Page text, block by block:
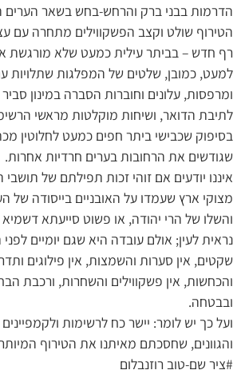
הדרמות בבני ברק והרחש-בחש בשאר הערים
הטירוף שולט וקצב הפשקווילים מתחרה עם
רף חדש – בביתר עילית כמעט שלא מורגשת
למעט, כמובן, שלטים של המפלגות שתלויות
ומרפסות, עלונים וחוברות הסברה במינון
לתיבת הדואר, ושיחות מוקלטות מראשי
בסיפוק שכבישי ביתר חפים כמעט לחלוטין
שגודשים את הרחובות בערים חרדיות אחרות.
איננו יודעים אם זוהי זכות תפילתם של
מצוקי ארץ שעמדו על האובניים בייסודה של
והשלו של הרי יהודה, או פשוט סייעתא
נראית לעין; אולם עובדה היא שגם יומיים
שקטים, אין סערות והשמצות, אין פילוגים
והכחשות, אין פשקווילים והשחרות, ורכבת
ובבטחה.
ועל כך יש לומר: יישר כח לרשימות
והגוונים, שחסכתם מאיתנו את הטירוף
#ציר שם-טוב רוזנבלום